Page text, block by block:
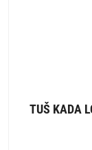
TUŠ KADA